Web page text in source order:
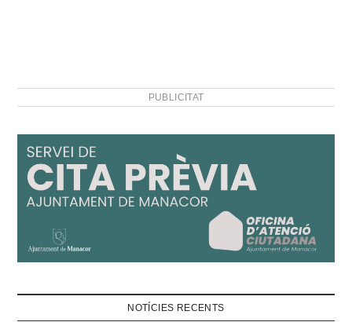
PUBLICITAT
NOTÍCIES RECENTS